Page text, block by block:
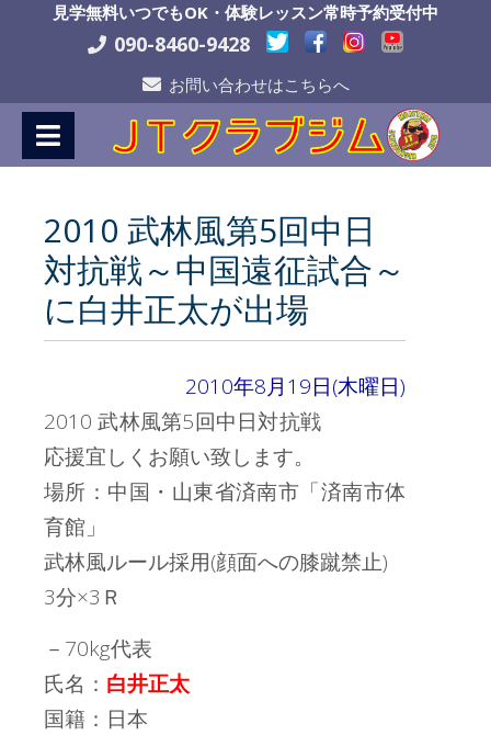
見学無料いつでもOK・体験レッスン常時予約受付中
090-8460-9428
お問い合わせはこちらへ
2010 武林風第5回中日
対抗戦～中国遠征試合～
に白井正太が出場
2010年8月19日(木曜日)
2010 武林風第5回中日対抗戦
応援宜しくお願い致します。
場所：中国・山東省済南市「済南市体
育館」
武林風ルール採用(顔面への膝蹴禁止)
3分×3Ｒ
－70kg代表
氏名： 白井正太
国籍：日本